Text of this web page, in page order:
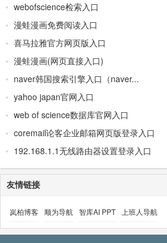
webofscience检索入口
漫蛙漫画免费阅读入口
喜马拉雅官方网页版入口
漫蛙漫画(网页直接入口)
naver韩国搜索引擎入口（naver...
yahoo japan官网入口
web of science数据库官网入口
coremail论客企业邮箱网页版登录入口
192.168.1.1无线路由器设置登录入口
友情链接
岚柏博客 顺为导航 智库AI PPT 上班人导航